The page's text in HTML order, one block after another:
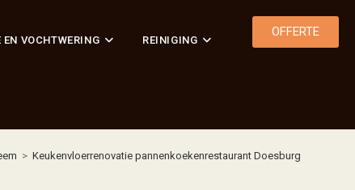
EN VOCHTWERING REINIGING
OFFERTE
> Keukenvloerrenovatie pannenkoekenrestaurant Doesburg